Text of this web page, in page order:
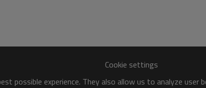
Cookie settings
possible experience. They also allow us to analyze